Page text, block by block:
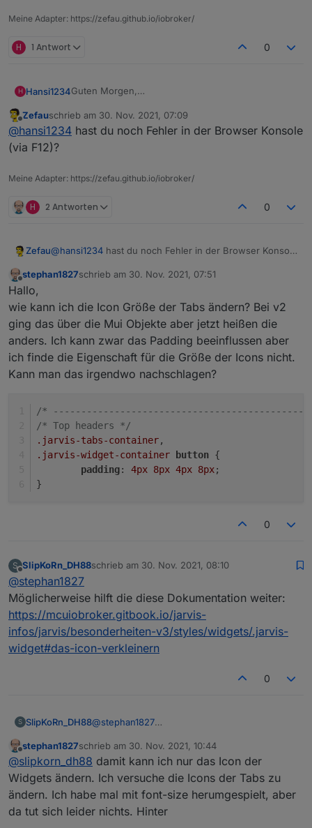
Meine Adapter: https://zefau.github.io/iobroker/
H 1 Antwort 0
H Hansi1234Guten Morgen,
vom Tablet machen und den Fully Browser ein paar
mal neu starten, dass ich diese Meldung weg
Offline
Zefauschrieb am 30. Nov. 2021, 07:09
zuletzt editiert von
@hansi1234 hast du noch Fehler in der Browser Konsole
(via F12)?
Meine Adapter: https://zefau.github.io/iobroker/
H 2 Antworten 0
Zefau@hansi1234 hast du noch Fehler in der Browser Konsole
Offline
stephan1827schrieb am 30. Nov. 2021, 07:51
zuletzt editiert von
Hallo,
wie kann ich die Icon Größe der Tabs ändern? Bei v2
ging das über die Mui Objekte aber jetzt heißen die
anders. Ich kann zwar das Padding beeinflussen aber
ich finde die Eigenschaft für die Größe der Icons nicht.
Kann man das irgendwo nachschlagen?
/*
/* Top headers */
.jarvis-tabs-container,
.jarvis-widget-container
button {
padding: 4px 8px 4px 8px;
}
0
S
Offline
SlipKoRn_DH88schrieb am 30. Nov. 2021, 08:10
zuletzt editiert von
@stephan1827
Möglicherweise hilft die diese Dokumentation weiter:
https://mcuiobroker.gitbook.io/jarvis-
infos/jarvis/besonderheiten-v3/styles/widgets/.jarvis-
widget#das-icon-verkleinern
0
S SlipKoRn_DH88@stephan1827
weiter:
https://mcuiobroker.gitbook.io/jarvis-
infos/jarvis/besonderheiten-
v3/styles/widgets/.jarvis-widget#das-icon-
verkleinern
Offline
stephan1827schrieb am 30. Nov. 2021, 10:44
zuletzt editiert von
@slipkorn_dh88 damit kann ich nur das Icon der
Widgets ändern. Ich versuche die Icons der Tabs zu
ändern. Ich habe mal mit font-size herumgespielt, aber
da tut sich leider nichts. Hinter